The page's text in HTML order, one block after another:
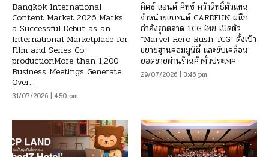
Bangkok International
Content Market 2026 Marks
a Successful Debut as an
International Marketplace for
Film and Series Co-
productionMore than 1,200
Business Meetings Generate
Over...
31/07/2026 | 4:50 pm
คิดซ์ แอนด์ คิทซ์ คว้าสิทธิ์ตัวแทน
จำหน่ายแบรนด์ CARDFUN ผนึก
กำลังรุกตลาด TCG ไทย เปิดตัว
“Marvel Hero Rush TCG” ตั้งเป้า
ขยายฐานคอมมูนิตี้ และขับเคลื่อน
ยอดขายผ่านร้านค้าทั่วประเทศ
29/07/2026 | 3:46 pm